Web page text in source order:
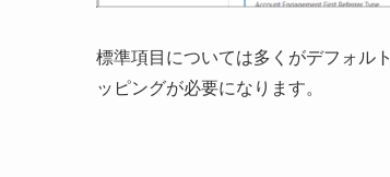
標準項目については多くがデフォル
ッピングが必要になります。